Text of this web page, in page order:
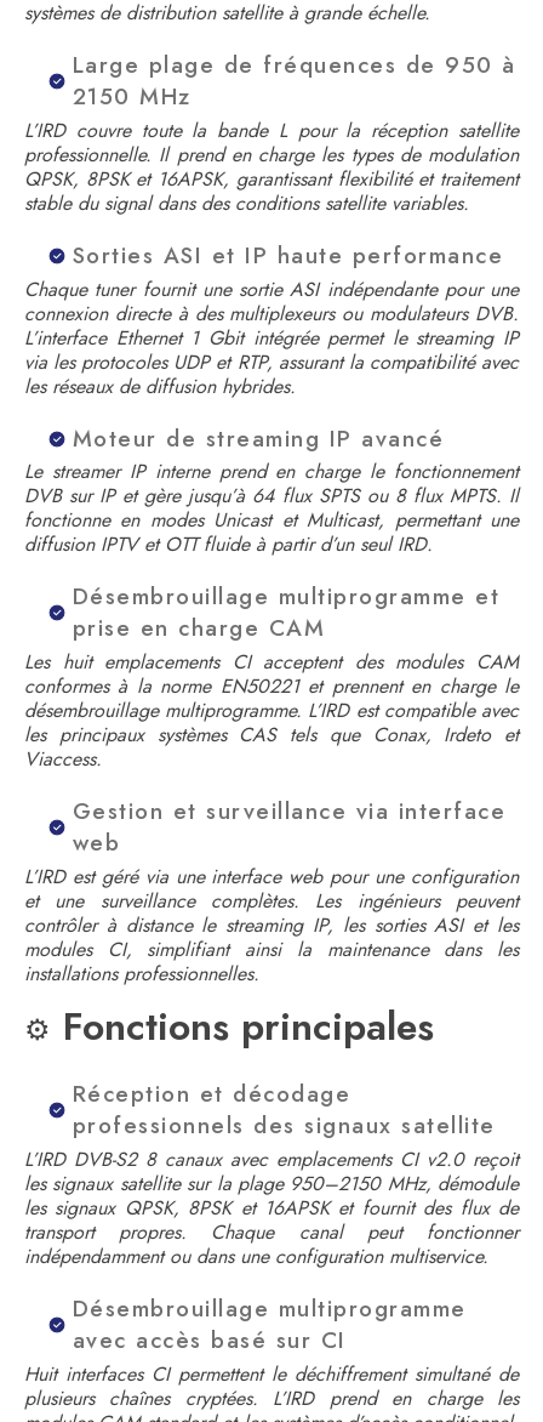
systèmes de distribution satellite à grande échelle.
Large plage de fréquences de 950 à
2150 MHz
L’IRD couvre toute la bande L pour la réception satellite
professionnelle. Il prend en charge les types de modulation
QPSK, 8PSK et 16APSK, garantissant flexibilité et traitement
stable du signal dans des conditions satellite variables.
Sorties ASI et IP haute performance
Chaque tuner fournit une sortie ASI indépendante pour une
connexion directe à des multiplexeurs ou modulateurs DVB.
L’interface Ethernet 1 Gbit intégrée permet le streaming IP
via les protocoles UDP et RTP, assurant la compatibilité avec
les réseaux de diffusion hybrides.
Moteur de streaming IP avancé
Le streamer IP interne prend en charge le fonctionnement
DVB sur IP et gère jusqu’à 64 flux SPTS ou 8 flux MPTS. Il
fonctionne en modes Unicast et Multicast, permettant une
diffusion IPTV et OTT fluide à partir d’un seul IRD.
Désembrouillage multiprogramme et
prise en charge CAM
Les huit emplacements CI acceptent des modules CAM
conformes à la norme EN50221 et prennent en charge le
désembrouillage multiprogramme. L’IRD est compatible avec
les principaux systèmes CAS tels que Conax, Irdeto et
Viaccess.
Gestion et surveillance via interface
web
L’IRD est géré via une interface web pour une configuration
et une surveillance complètes. Les ingénieurs peuvent
contrôler à distance le streaming IP, les sorties ASI et les
modules CI, simplifiant ainsi la maintenance dans les
installations professionnelles.
⚙️ Fonctions principales
Réception et décodage
professionnels des signaux satellite
L’IRD DVB-S2 8 canaux avec emplacements CI v2.0 reçoit
les signaux satellite sur la plage 950–2150 MHz, démodule
les signaux QPSK, 8PSK et 16APSK et fournit des flux de
transport propres. Chaque canal peut fonctionner
indépendamment ou dans une configuration multiservice.
Désembrouillage multiprogramme
avec accès basé sur CI
Huit interfaces CI permettent le déchiffrement simultané de
plusieurs chaînes cryptées. L’IRD prend en charge les